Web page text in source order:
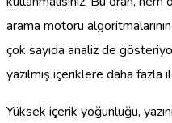
arama motoru
çok sayıda analiz de
yazılmış içeriklere daha fazla
Yüksek içerik yoğunluğu,